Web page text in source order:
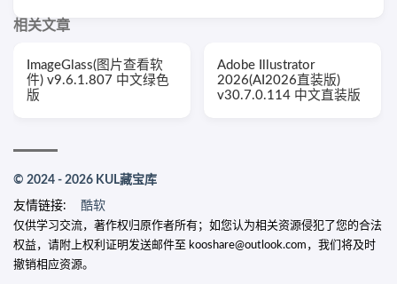
相关文章
ImageGlass(图片查看软
件) v9.6.1.807 中文绿色
版
Adobe Illustrator
2026(AI2026直装版)
v30.7.0.114 中文直装版
© 2024 - 2026 KUL藏宝库
友情链接: 酷软
仅供学习交流，著作权归原作者所有；如您认为相关资源侵犯了您的合法
权益，请附上权利证明发送邮件至 kooshare@outlook.com，我们将及时
撤销相应资源。